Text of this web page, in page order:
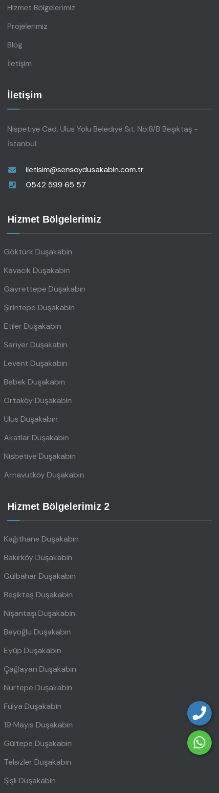
Hizmet Bölgelerimiz
Projelerimiz
Blog
İletişim
İletişim
Nispetiye Cad. Ulus Yolu Belediye Sit. No:8/B Beşiktaş -
İstanbul
iletisim@sensoydusakabin.com.tr
0542 599 65 57
Hizmet Bölgelerimiz
Göktürk Duşakabin
Kavacık Duşakabin
Gayrettepe Duşakabin
Şirintepe Duşakabin
Etiler Duşakabin
Sarıyer Duşakabin
Levent Duşakabin
Bebek Duşakabin
Ortaköy Duşakabin
Ulus Duşakabin
Akatlar Duşakabin
Nisbetiye Duşakabin
Arnavutköy Duşakabin
Hizmet Bölgelerimiz 2
Kağıthane Duşakabin
Bakırköy Duşakabin
Gülbahar Duşakabin
Beşiktaş Duşakabin
Nişantaşı Duşakabin
Beyoğlu Duşakabin
Eyüp Duşakabin
Çağlayan Duşakabin
Nurtepe Duşakabin
Fulya Duşakabin
19 Mayıs Duşakabin
Gültepe Duşakabin
Telsizler Duşakabin
Şişli Duşakabin